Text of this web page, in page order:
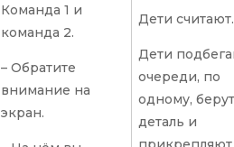
Команда 1 и
команда 2.
– Обратите
внимание на
экран.
Дети считают.
Дети
очереди, по
одному,
деталь и